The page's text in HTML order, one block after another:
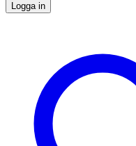
Logga in